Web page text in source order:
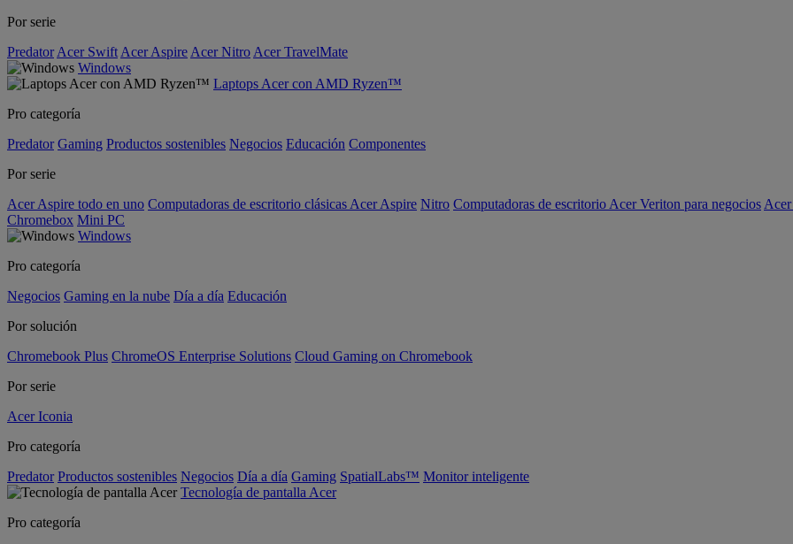
Por serie
Predator Acer Swift Acer Aspire Acer Nitro Acer TravelMate
Windows
Laptops Acer con AMD Ryzen™
Pro categoría
Predator Gaming Productos sostenibles Negocios Educación Componentes
Por serie
Acer Aspire todo en uno Computadoras de escritorio clásicas Acer Aspire Nitro Computadoras de escritorio Acer Veriton para negocios
Chromebox Mini PC
Windows
Pro categoría
Negocios Gaming en la nube Día a día Educación
Por solución
Chromebook Plus ChromeOS Enterprise Solutions Cloud Gaming on Chromebook
Por serie
Acer Iconia
Pro categoría
Predator Productos sostenibles Negocios Día a día Gaming SpatialLabs™ Monitor inteligente
Tecnología de pantalla Acer
Pro categoría